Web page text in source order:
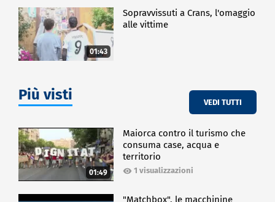
01:43
Sopravvissuti a Crans, l'omaggio
alle vittime
Più visti VEDI TUTTI
01:49
Maiorca contro il turismo che
consuma case, acqua e
territorio
1 visualizzazioni
"Matchbox", le macchinine